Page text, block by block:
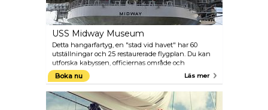
USS Midway Museum
Detta hangarfartyg, en "stad vid havet" har 60
utställningar och 25 restaurerade flygplan. Du kan
utforska kabyssen, officiernas område och
sovutrymmena på denna 69 000 ton fartyg.
Boka nu Läs mer